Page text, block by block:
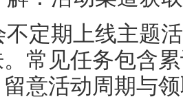
不定期上线主题
常见任务包含
意活动周期与